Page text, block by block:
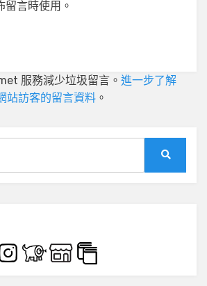
言時使用。
服務減少垃圾留言。 進一步了解
站訪客的留言資料 。